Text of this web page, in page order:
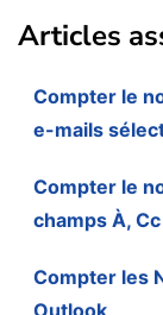
Articles
Compter le
e-mails
Compter le
champs À,
Compter les
Outlook